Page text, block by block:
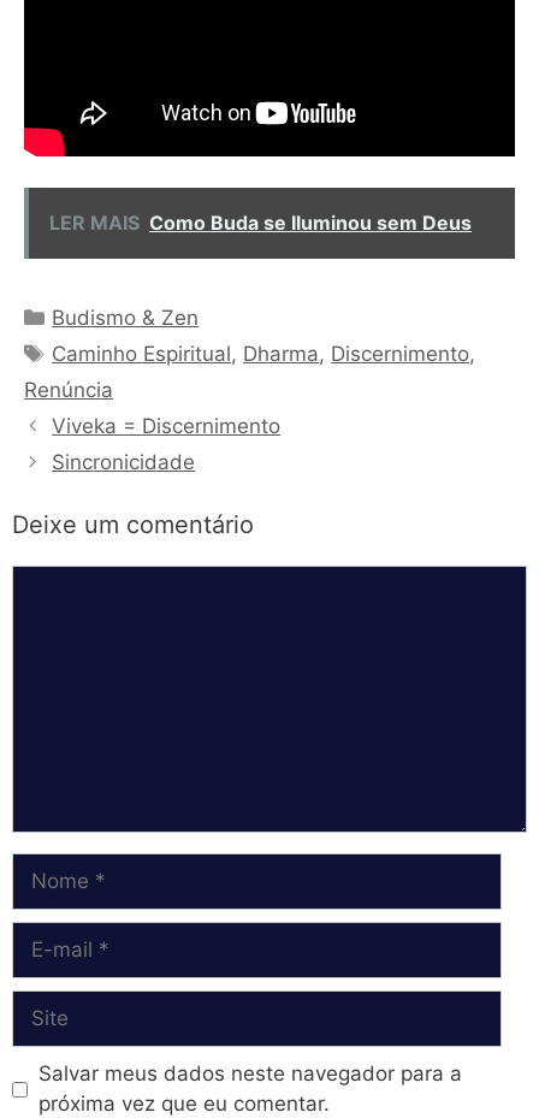
LER MAIS Como Buda se Iluminou sem Deus
Categorias
Budismo & Zen
Tags
Caminho Espiritual, Dharma, Discernimento,
Renúncia
Viveka = Discernimento
Sincronicidade
Deixe um comentário
Nome
Site
Salvar meus dados neste navegador para a
próxima vez que eu comentar.